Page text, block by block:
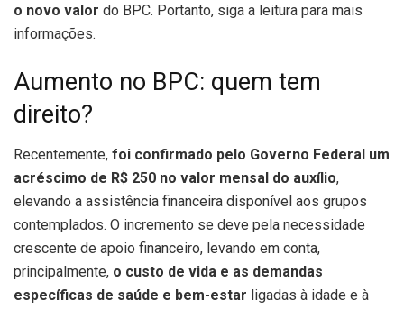
o novo valor do BPC. Portanto, siga a leitura para mais
informações.
Aumento no BPC: quem tem
direito?
Recentemente, foi confirmado pelo Governo Federal um
acréscimo de R$ 250 no valor mensal do auxílio,
elevando a assistência financeira disponível aos grupos
contemplados. O incremento se deve pela necessidade
crescente de apoio financeiro, levando em conta,
principalmente, o custo de vida e as demandas
específicas de saúde e bem-estar ligadas à idade e à